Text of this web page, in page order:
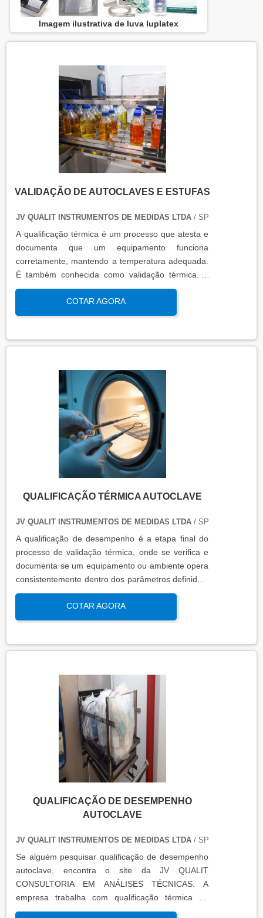
Imagem ilustrativa de luva luplatex
VALIDAÇÃO DE AUTOCLAVES E ESTUFAS
JV QUALIT INSTRUMENTOS DE MEDIDAS LTDA/ SP
A qualificação térmica é um processo que atesta e
documenta que um equipamento funciona
corretamente, mantendo a temperatura adequada.
É também conhecida como validação térmica. A
qualificação térmica é importante para garantir a
qualidade e eficiência de equipamentos que
precisam de controle de temperatura. É aplicada a
produtos, como autoclaves, estufas, câmaras frias,
qualificação térmica é apresentado em um relatório
técnico que contém informações como gráficos,
certificados de calibração e a conclusão das
condições funcionais.
COTAR AGORA
QUALIFICAÇÃO TÉRMICA AUTOCLAVE
JV QUALIT INSTRUMENTOS DE MEDIDAS LTDA/ SP
A qualificação de desempenho é a etapa final do
processo de validação térmica, onde se verifica e
documenta se um equipamento ou ambiente opera
consistentemente dentro dos parâmetros definidos,
sob condições reais de uso. Esta qualificação
assegura que os processos atendem aos requisitos
regulatórios e de qualidade, garantindo segurança
COTAR AGORA
QUALIFICAÇÃO DE DESEMPENHO
AUTOCLAVE
JV QUALIT INSTRUMENTOS DE MEDIDAS LTDA/ SP
Se alguém pesquisar qualificação de desempenho
autoclave, encontra o site da JV QUALIT
CONSULTORIA EM ANÁLISES TÉCNICAS. A
empresa trabalha com qualificação térmica de
equipamentos e engenharia, disponibilizando o que